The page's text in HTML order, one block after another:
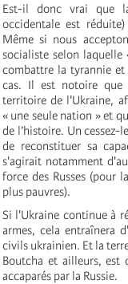
Est-il donc vrai que
occidentale est
Même si nous
socialiste selon laquelle
combattre la tyrannie et
cas. Il est notoire que
territoire de l'Ukraine,
« une seule nation » et
de l’histoire. Un
de reconstituer sa
s'agirait notamment
force des Russes (pour
plus pauvres).
Si l'Ukraine continue à
armes, cela entraînera
civils ukrainien. Et la
Boutcha et ailleurs,
accaparés par la Russie.